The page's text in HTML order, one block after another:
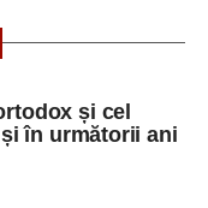
și cel
în următorii ani